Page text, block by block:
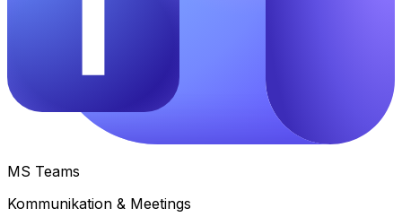
MS Teams
Kommunikation & Meetings